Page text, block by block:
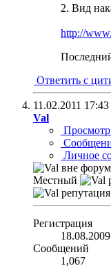
2. Вид
http://
Ответить с
11.02.2011 17:43
Val
Личное
Местный
Регистрация
18.08.2009
Сообщений
1,067